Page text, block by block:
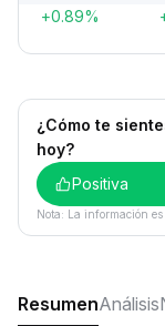
+0.89%
¿Cómo te
hoy?
Positiva
Nota: La información es
ResumenAnálisis